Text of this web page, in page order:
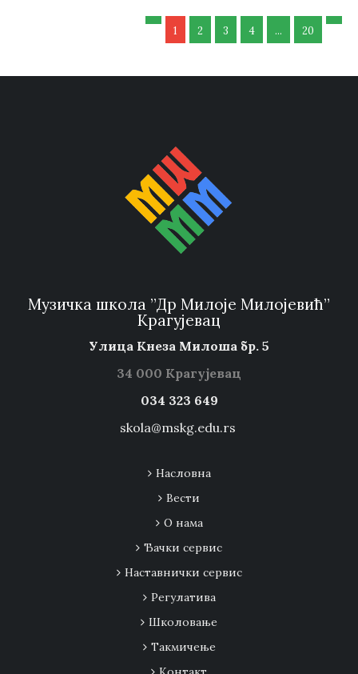
1 2 3 4 ... 20
Музичка школа ”Др Милоје Милојевић”
Крагујевац
Улица Кнеза Милоша бр. 5
34 000 Крагујевац
034 323 649
skola@mskg.edu.rs
Насловна
Вести
О нама
Ђачки сервис
Наставнички сервис
Регулатива
Школовање
Tакмичење